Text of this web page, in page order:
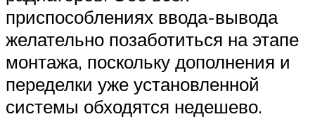
приспособлениях ввода-вывода
желательно позаботиться на этапе
монтажа, поскольку дополнения и
переделки уже установленной
системы обходятся недешево.